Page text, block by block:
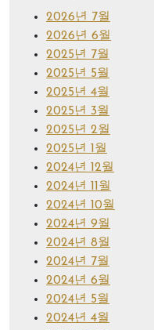
2026년 7월
2026년 6월
2025년 7월
2025년 5월
2025년 4월
2025년 3월
2025년 2월
2025년 1월
2024년 12월
2024년 11월
2024년 10월
2024년 9월
2024년 8월
2024년 7월
2024년 6월
2024년 5월
2024년 4월